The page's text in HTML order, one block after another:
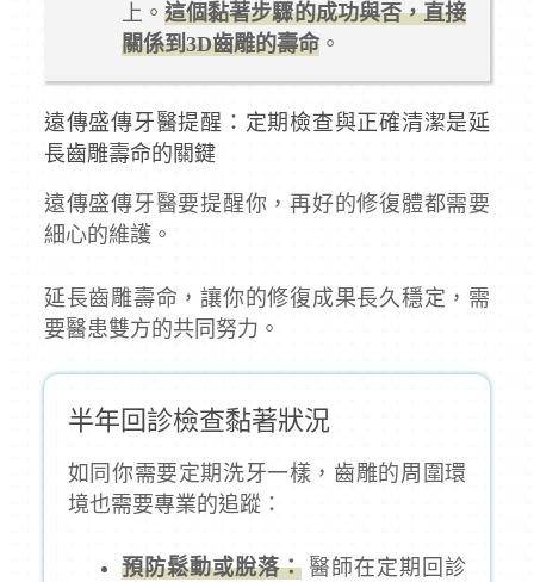
上。這個黏著步驟的成功與否，直接
關係到3D齒雕的壽命。
遠傳盛傳牙醫提醒：定期檢查與正確清潔是延
長齒雕壽命的關鍵
遠傳盛傳牙醫要提醒你，再好的修復體都需要
細心的維護。
延長齒雕壽命，讓你的修復成果長久穩定，需
要醫患雙方的共同努力。
半年回診檢查黏著狀況
如同你需要定期洗牙一樣，齒雕的周圍環
境也需要專業的追蹤：
預防鬆動或脫落： 醫師在定期回診